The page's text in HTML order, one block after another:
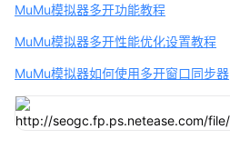
MuMu模拟器多开功能教程
MuMu模拟器多开性能优化设置教程
MuMu模拟器如何使用多开窗口同步器